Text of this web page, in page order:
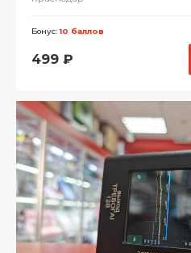
Бонус:10 баллов
499 ₽